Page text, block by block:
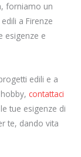
forniamo un
a Firenze
esigenze e
edili e a
contattaci
tue esigenze di
te, dando vita